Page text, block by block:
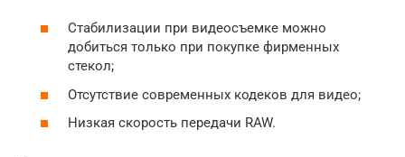
Стабилизации при видеосъемке можно
добиться только при покупке фирменных
стекол;
Отсутствие современных кодеков для видео;
Низкая скорость передачи RAW.